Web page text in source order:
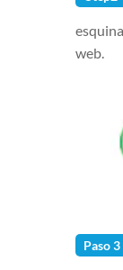
web.
Paso 3